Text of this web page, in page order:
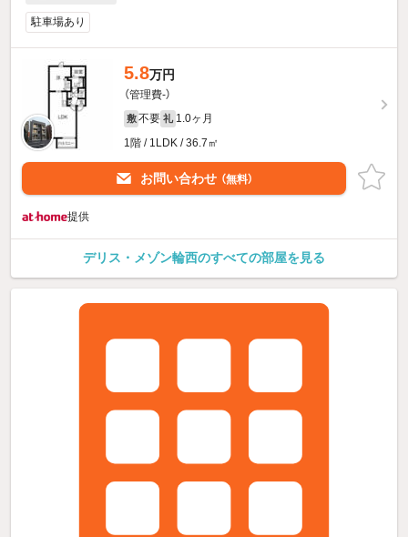
駐車場あり
5.8万円
（管理費-）
敷 不要 礼 1.0ヶ月
1階 / 1LDK / 36.7㎡
お問い合わせ （無料）
提供
デリス・メゾン輪西のすべての部屋を見る